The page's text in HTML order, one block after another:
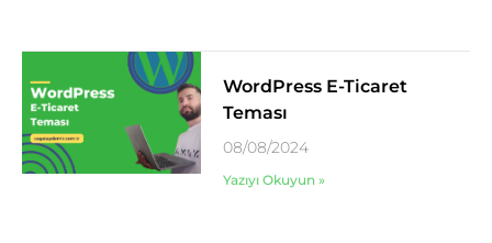
WordPress E-Ticaret
Teması
08/08/2024
Yazıyı Okuyun »